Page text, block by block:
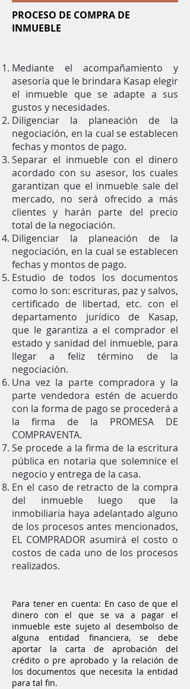
PROCESO DE COMPRA DE
INMUEBLE
Mediante el acompañamiento y
asesoría que le brindara Kasap elegir
el inmueble que se adapte a sus
gustos y necesidades.
Diligenciar la planeación de la
negociación, en la cual se establecen
fechas y montos de pago.
Separar el inmueble con el dinero
acordado con su asesor, los cuales
garantizan que el inmueble sale del
mercado, no será ofrecido a más
clientes y harán parte del precio
total de la negociación.
Diligenciar la planeación de la
negociación, en la cual se establecen
fechas y montos de pago.
Estudio de todos los documentos
como lo son: escrituras, paz y salvos,
certificado de libertad, etc. con el
departamento jurídico de Kasap,
que le garantiza a el comprador el
estado y sanidad del inmueble, para
llegar a feliz término de la
negociación.
Una vez la parte compradora y la
parte vendedora estén de acuerdo
con la forma de pago se procederá a
la firma de la PROMESA DE
COMPRAVENTA.
Se procede a la firma de la escritura
pública en notaria que solemnice el
negocio y entrega de la casa.
En el caso de retracto de la compra
del inmueble luego que la
inmobiliaria haya adelantado alguno
de los procesos antes mencionados,
EL COMPRADOR asumirá el costo o
costos de cada uno de los procesos
realizados.
Para tener en cuenta: En caso de que el
dinero con el que se va a pagar el
inmueble este sujeto al desembolso de
alguna entidad financiera, se debe
aportar la carta de aprobación del
crédito o pre aprobado y la relación de
los documentos que necesita la entidad
para tal fin.